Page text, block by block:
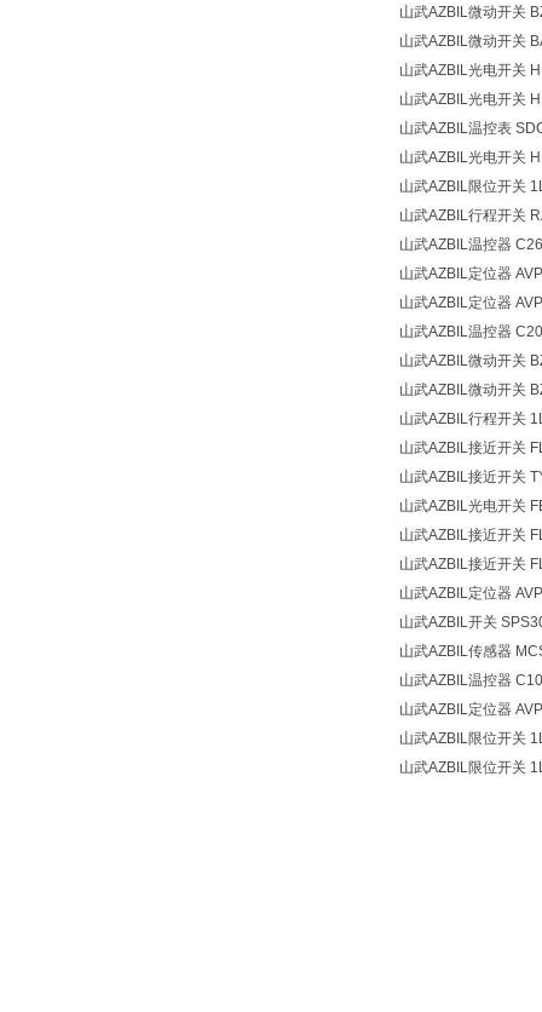
山武AZBIL微动开关
山武AZBIL微动开关
山武AZBIL光电开关
山武AZBIL光电开关
山武AZBIL温控表
山武AZBIL光电开关
山武AZBIL限位开关
山武AZBIL行程开关
山武AZBIL温控器
山武AZBIL定位器
山武AZBIL定位器
山武AZBIL温控器
山武AZBIL微动开关
山武AZBIL微动开关
山武AZBIL行程开关
山武AZBIL接近开关
山武AZBIL接近开关
山武AZBIL光电开关
山武AZBIL接近开关
山武AZBIL接近开关
山武AZBIL定位器
山武AZBIL开关
山武AZBIL传感器
山武AZBIL温控器
山武AZBIL定位器
山武AZBIL限位开关
山武AZBIL限位开关